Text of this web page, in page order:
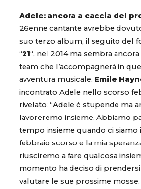
Adele: ancora a caccia del
26enne cantante avrebbe
suo terzo album, il seguito del
“21“, nel 2014 ma sembra
team che l’accompagnerà in
avventura musicale. Emile
incontrato Adele nello scorso
rivelato: “Adele è stupende ma
lavoreremo insieme. Abbiamo
tempo insieme quando ci siamo
febbraio scorso e la mia
riusciremo a fare qualcosa
momento ha deciso di
valutare le sue prossime